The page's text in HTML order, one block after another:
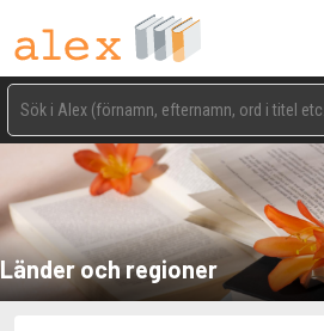
Länder och regioner